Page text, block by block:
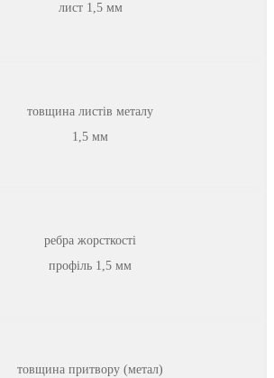
лист 1,5 мм
товщина листів металу
1,5 мм
ребра жорсткості
профіль 1,5 мм
товщина притвору (метал)